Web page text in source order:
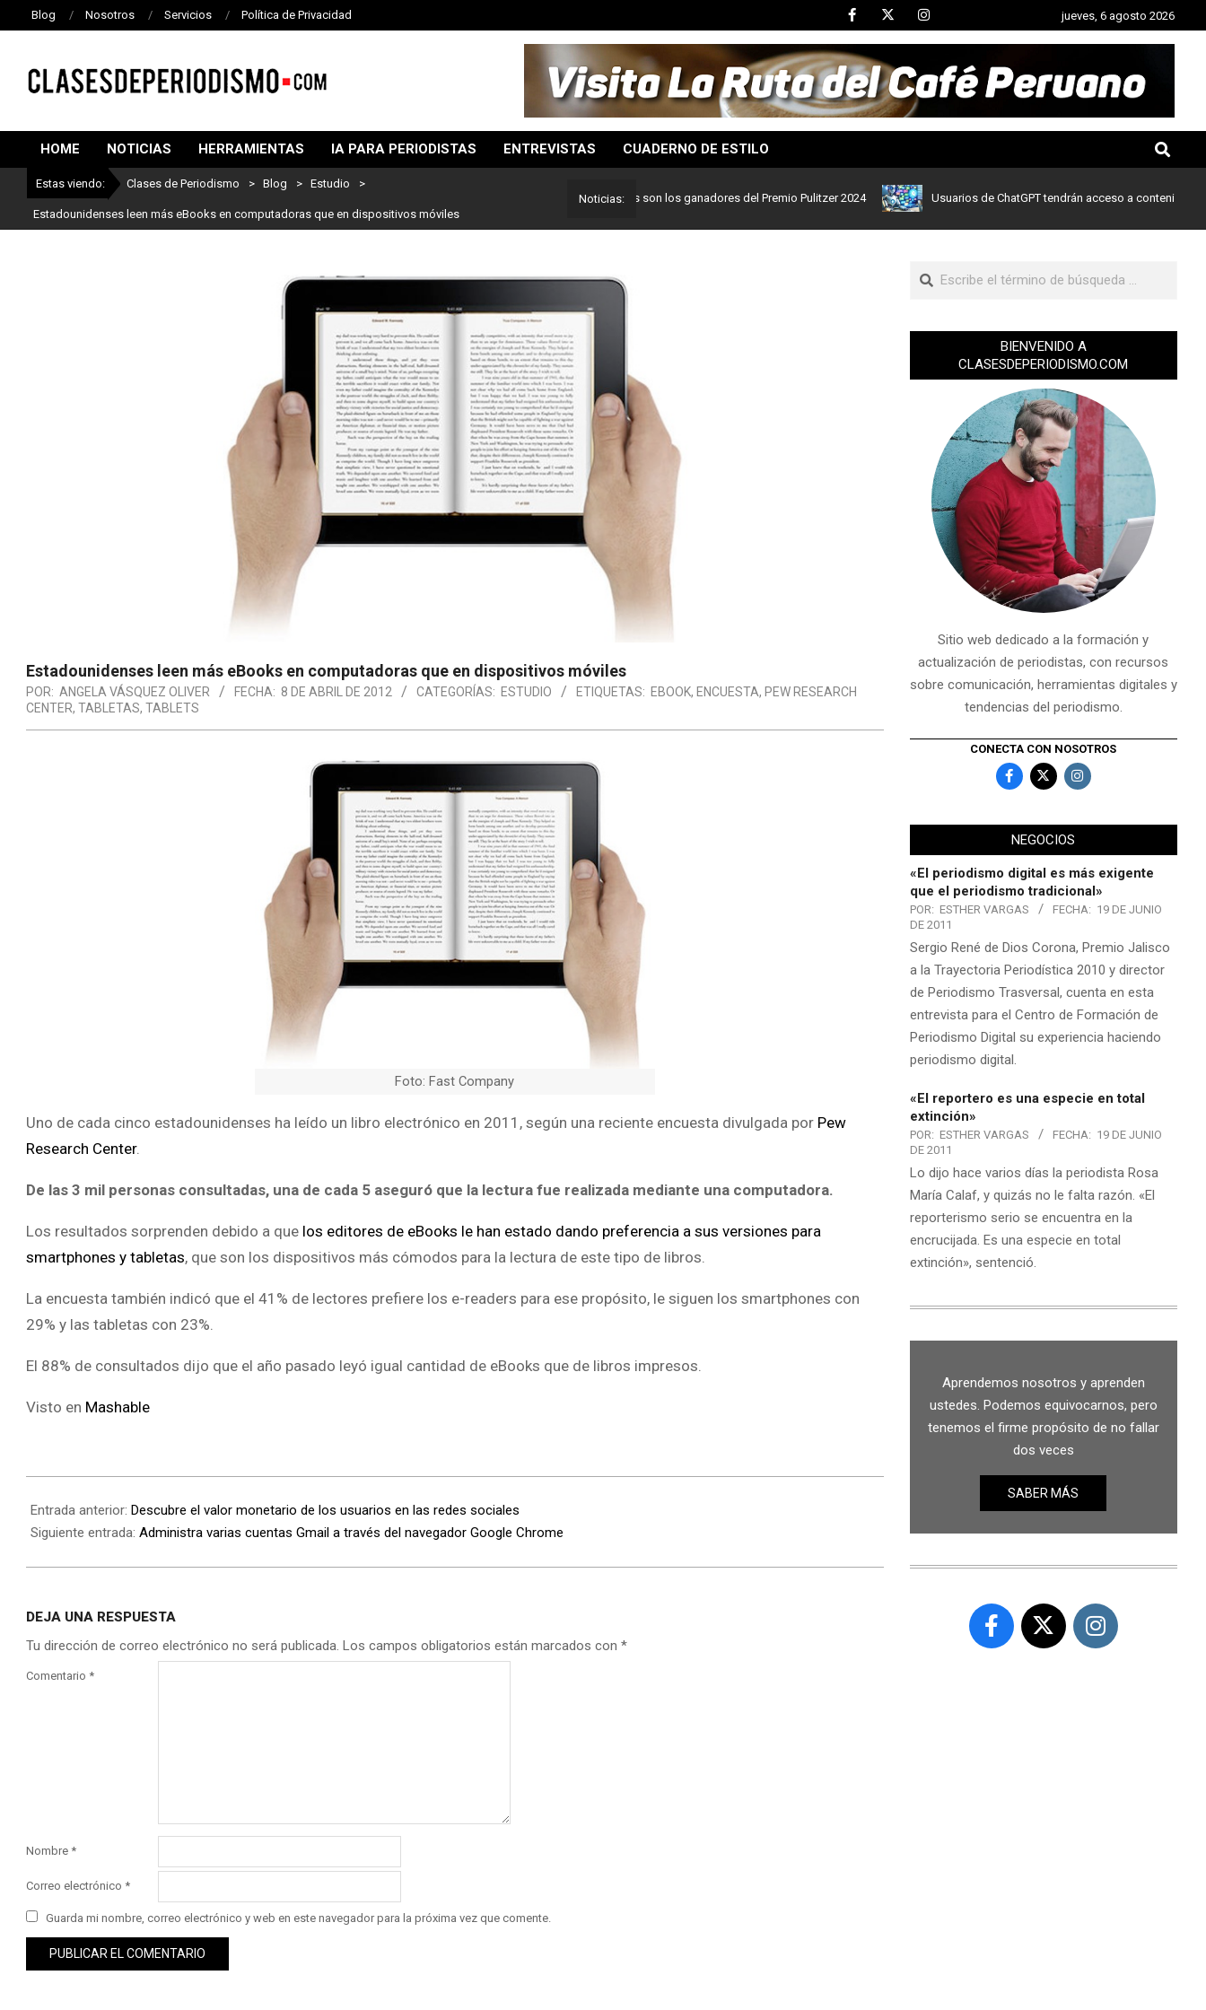
Blog Nosotros Servicios Política de Privacidad jueves, 6 agosto 2026
DE
PERIODISMO
HOME NOTICIAS HERRAMIENTAS IA PARA PERIODISTAS ENTREVISTAS CUADERNO DE ESTILO
Estas viendo: Clases de Periodismo > Blog > Estudio >
Estadounidenses leen más eBooks en computadoras que en dispositivos móviles
Noticias:
Lo mejor del periodismo: Estos son los ganadores del Premio Pulitzer 2024 Usuarios de ChatGPT tendrán acceso a contenidos de
Estadounidenses leen más eBooks en computadoras que en dispositivos móviles
POR: ANGELA VÁSQUEZ OLIVER FECHA: 8 DE ABRIL DE 2012 CATEGORÍAS: ESTUDIO ETIQUETAS: EBOOK, ENCUESTA, PEW RESEARCH
CENTER, TABLETAS, TABLETS
Foto: Fast Company
Uno de cada cinco estadounidenses ha leído un libro electrónico en 2011, según una reciente encuesta divulgada por Pew
Research Center.
De las 3 mil personas consultadas, una de cada 5 aseguró que la lectura fue realizada mediante una computadora.
Los resultados sorprenden debido a que los editores de eBooks le han estado dando preferencia a sus versiones para
smartphones y tabletas, que son los dispositivos más cómodos para la lectura de este tipo de libros.
La encuesta también indicó que el 41% de lectores prefiere los e-readers para ese propósito, le siguen los smartphones con
29% y las tabletas con 23%.
El 88% de consultados dijo que el año pasado leyó igual cantidad de eBooks que de libros impresos.
Visto en Mashable
Entrada anterior: Descubre el valor monetario de los usuarios en las redes sociales
Siguiente entrada: Administra varias cuentas Gmail a través del navegador Google Chrome
DEJA UNA RESPUESTA
Tu dirección de correo electrónico no será publicada. Los campos obligatorios están marcados con *
Comentario *
Nombre *
Correo electrónico *
Guarda mi nombre, correo electrónico y web en este navegador para la próxima vez que comente.
BIENVENIDO A
CLASESDEPERIODISMO.COM
Sitio web dedicado a la formación y
actualización de periodistas, con recursos
sobre comunicación, herramientas digitales y
tendencias del periodismo.
CONECTA CON NOSOTROS
NEGOCIOS
«El periodismo digital es más exigente
que el periodismo tradicional»
POR: ESTHER VARGAS FECHA: 19 DE JUNIO
DE 2011
Sergio René de Dios Corona, Premio Jalisco
a la Trayectoria Periodística 2010 y director
de Periodismo Trasversal, cuenta en esta
entrevista para el Centro de Formación de
Periodismo Digital su experiencia haciendo
periodismo digital.
«El reportero es una especie en total
extinción»
POR: ESTHER VARGAS FECHA: 19 DE JUNIO
DE 2011
Lo dijo hace varios días la periodista Rosa
María Calaf, y quizás no le falta razón. «El
reporterismo serio se encuentra en la
encrucijada. Es una especie en total
extinción», sentenció.
Aprendemos nosotros y aprenden
ustedes. Podemos equivocarnos, pero
tenemos el firme propósito de no fallar
dos veces
SABER MÁS